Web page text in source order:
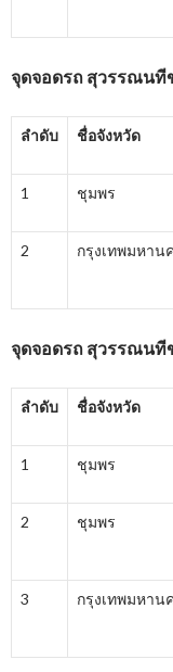
จุดจอดรถ สุวรรณนที
ลำดับ ชื่อจังหวัด
1 ชุมพร
2 กรุงเทพมหาน
จุดจอดรถ สุวรรณนที
ลำดับ ชื่อจังหวัด
1 ชุมพร
2 ชุมพร
3 กรุงเทพมหาน